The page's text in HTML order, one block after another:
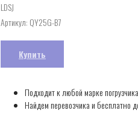
LDSJ
Артикул: QY25G-B7
Купить
Подходит к любой марке погрузчика
Найдем перевозчика и бесплатно